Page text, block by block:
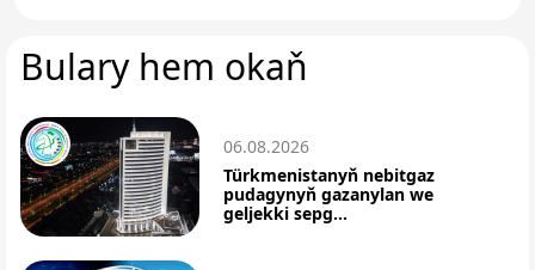
Bulary hem okaň
06.08.2026
Türkmenistanyň nebitgaz
pudagynyň gazanylan we
geljekki sepg...